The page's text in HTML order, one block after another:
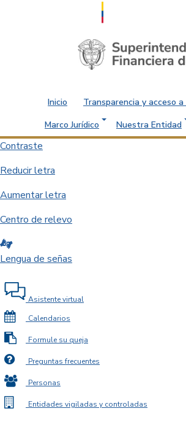
Saltar al contenido principal
Inicio Transparencia y acceso
Marco Jurídico
Nuestra Entidad
Contraste
Reducir letra
Aumentar letra
Centro de relevo
Lengua de señas
Asistente virtual
Calendarios
Formule su queja
Preguntas frecuentes
Personas
Entidades vigiladas y controladas